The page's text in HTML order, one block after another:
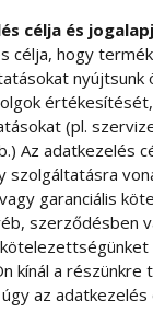
célja és
célja, hogy
(pl.
Az adatkezelés
szolgáltatásra
garanciális
szerződésben
kínál a
az